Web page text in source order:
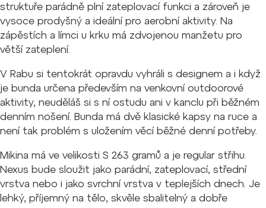
struktuře parádně plní zateplovací funkci a zároveň je
vysoce prodyšný a ideální pro aerobní aktivity. Na
zápěstích a límci u krku má zdvojenou manžetu pro
větší zateplení.
V Rabu si tentokrát opravdu vyhráli s designem a i když
je bunda určena především na venkovní outdoorové
aktivity, neuděláš si s ní ostudu ani v kanclu při běžném
denním nošení. Bunda má dvě klasické kapsy na ruce a
není tak problém s uložením věcí běžné denní potřeby.
Mikina má ve velikosti S 263 gramů a je regular střihu.
Nexus bude sloužit jako parádní, zateplovací, střední
vrstva nebo i jako svrchní vrstva v teplejších dnech. Je
lehký, příjemný na tělo, skvěle sbalitelný a dobře